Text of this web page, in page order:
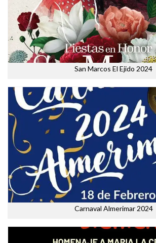
San Marcos El Ejido 2024
Carnaval Almerimar 2024